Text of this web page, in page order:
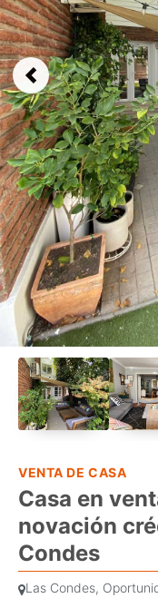
Previous
VENTA DE CASA
Casa en
novación
Condes
Las Condes,